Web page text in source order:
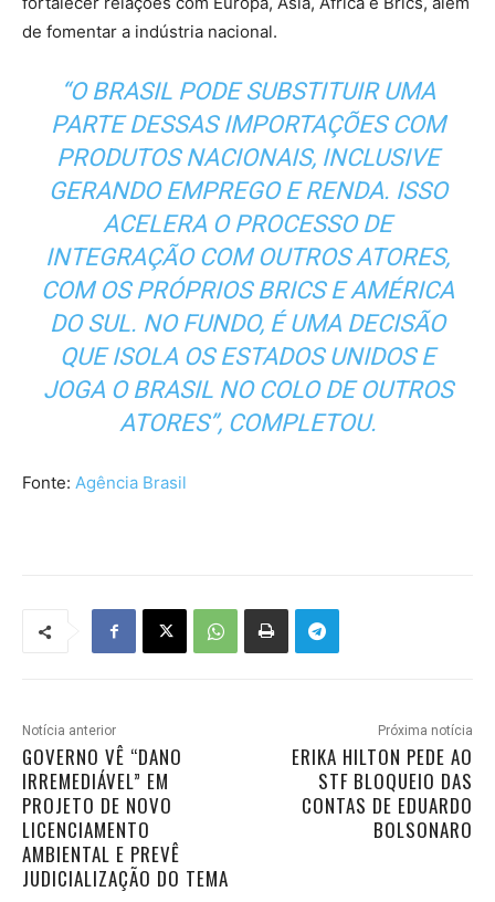
de fomentar a indústria nacional.
“O BRASIL PODE SUBSTITUIR UMA
PARTE DESSAS IMPORTAÇÕES COM
PRODUTOS NACIONAIS, INCLUSIVE
GERANDO EMPREGO E RENDA. ISSO
ACELERA O PROCESSO DE
INTEGRAÇÃO COM OUTROS ATORES,
COM OS PRÓPRIOS BRICS E AMÉRICA
DO SUL. NO FUNDO, É UMA DECISÃO
QUE ISOLA OS ESTADOS UNIDOS E
JOGA O BRASIL NO COLO DE OUTROS
ATORES”, COMPLETOU.
Fonte: Agência Brasil
Notícia anterior
GOVERNO VÊ “DANO
IRREMEDIÁVEL” EM
PROJETO DE NOVO
LICENCIAMENTO
AMBIENTAL E PREVÊ
JUDICIALIZAÇÃO DO TEMA
Próxima notícia
ERIKA HILTON PEDE AO
STF BLOQUEIO DAS
CONTAS DE EDUARDO
BOLSONARO